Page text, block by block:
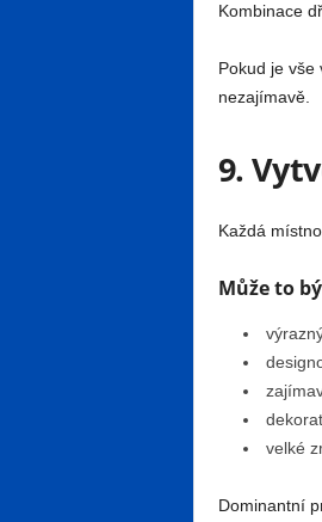
Kombinace
Pokud je vše
nezajímavě.
9.
Každá
Může to
velké
Dominantní